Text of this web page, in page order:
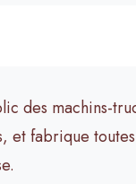
des machins-
fabrique